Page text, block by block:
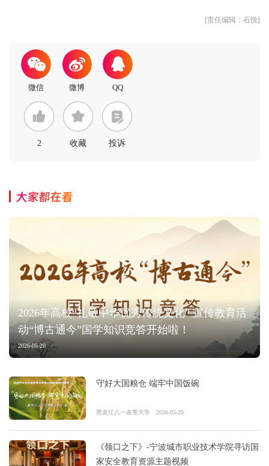
[责任编辑：石悦]
2 收藏 投诉
大家都在看
2026年高校“礼敬中华优秀传统文化” 宣传教育活
动“博古通今”国学知识竞答开始啦！
2026-05-20
守好大国粮仓 端牢中国饭碗
黑龙江八一农垦大学 2026-05-20
《领口之下》-宁波城市职业技术学院寻访国
家安全教育资源主题视频